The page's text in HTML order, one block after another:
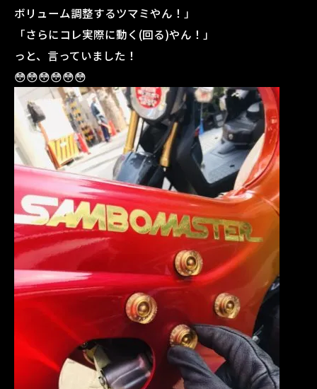
ボリューム調整するツマミやん！」
「さらにコレ実際に動く(回る)やん！」
っと、言っていました！
😳😳😳😳😳😳